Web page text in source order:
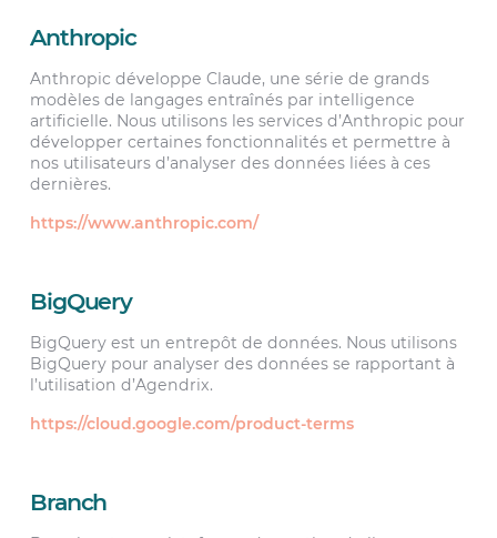
Anthropic
Anthropic développe Claude, une série de grands
modèles de langages entraînés par intelligence
artificielle. Nous utilisons les services d’Anthropic pour
développer certaines fonctionnalités et permettre à
nos utilisateurs d’analyser des données liées à ces
dernières.
https://www.anthropic.com/
BigQuery
BigQuery est un entrepôt de données. Nous utilisons
BigQuery pour analyser des données se rapportant à
l’utilisation d’Agendrix.
https://cloud.google.com/product-terms
Branch